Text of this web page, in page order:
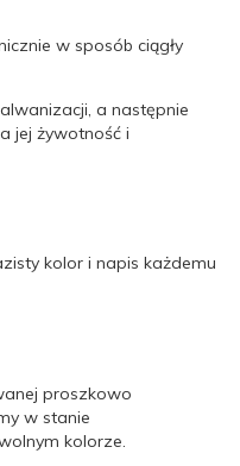
w sposób ciągły
a następnie
jej żywotność i
kolor i napis każdemu
proszkowo
w stanie
kolorze.